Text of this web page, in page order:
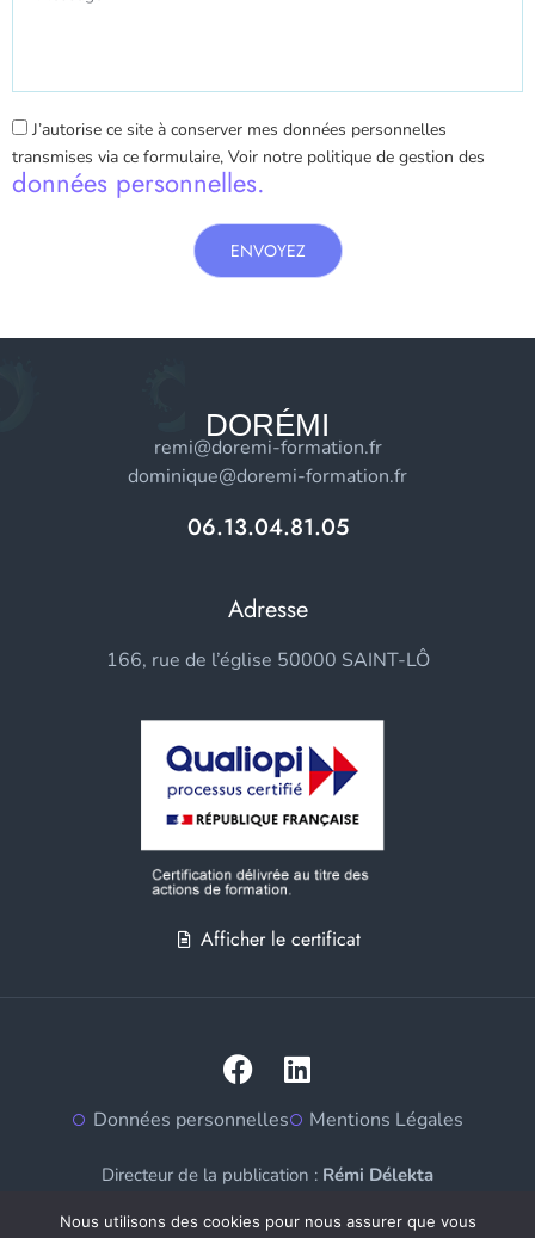
J’autorise ce site à conserver mes données personnelles
transmises via ce formulaire, Voir notre politique de gestion des
données personnelles.
ENVOYEZ
DORÉMI
remi@doremi-formation.fr
dominique@doremi-formation.fr
06.13.04.81.05
Adresse
166, rue de l’église 50000 SAINT-LÔ
Afficher le certificat
Données personnelles Mentions Légales
Directeur de la publication : Rémi Délekta
Nous utilisons des cookies pour nous assurer que vous